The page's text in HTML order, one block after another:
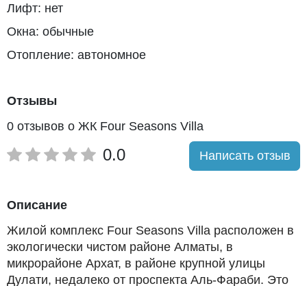
Лифт: нет
Окна: обычные
Отопление: автономное
Отзывы
0 отзывов о ЖК Four Seasons Villa
0.0 Написать отзыв
Описание
Жилой комплекс Four Seasons Villa расположен в
экологически чистом районе Алматы, в
микрорайоне Архат, в районе крупной улицы
Дулати, недалеко от проспекта Аль-Фараби. Это